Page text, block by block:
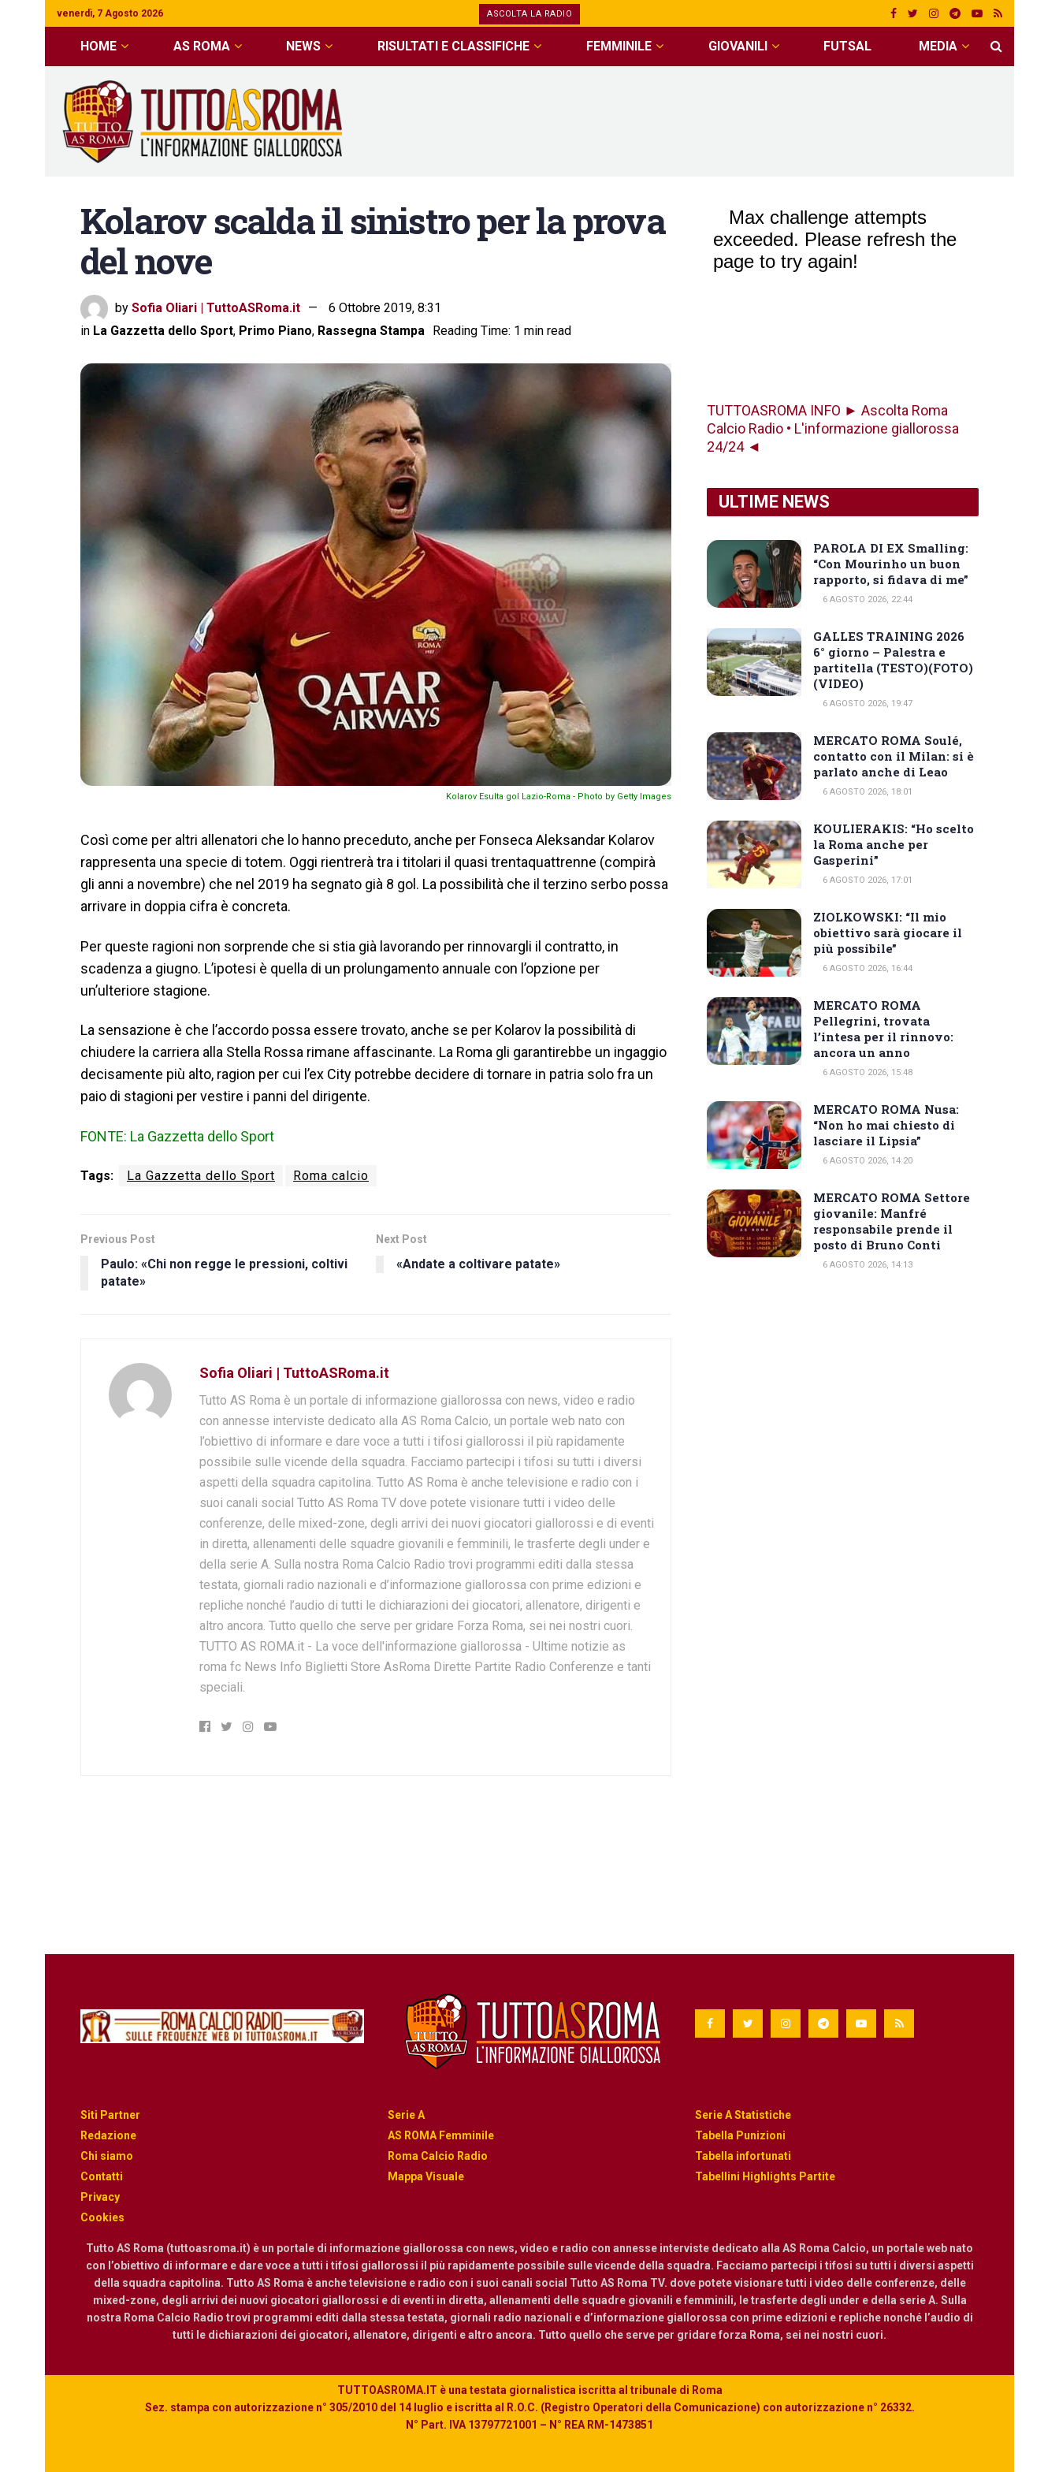
venerdì, 7 Agosto 2026 ASCOLTA LA RADIO
HOME AS ROMA NEWS RISULTATI E CLASSIFICHE FEMMINILE GIOVANILI FUTSAL MEDIA
Kolarov scalda il sinistro per la prova
del nove
by Sofia Oliari | TuttoASRoma.it
6 Ottobre 2019, 8:31
in La Gazzetta dello Sport, Primo Piano, Rassegna Stampa Reading Time: 1 min read
Kolarov Esulta gol Lazio-Roma - Photo by Getty Images
Così come per altri allenatori che lo hanno preceduto, anche per Fonseca Aleksandar Kolarov
rappresenta una specie di totem. Oggi rientrerà tra i titolari il quasi trentaquattrenne (compirà
gli anni a novembre) che nel 2019 ha segnato già 8 gol. La possibilità che il terzino serbo possa
arrivare in doppia cifra è concreta.
Per queste ragioni non sorprende che si stia già lavorando per rinnovargli il contratto, in
scadenza a giugno. L’ipotesi è quella di un prolungamento annuale con l’opzione per
un’ulteriore stagione.
La sensazione è che l’accordo possa essere trovato, anche se per Kolarov la possibilità di
chiudere la carriera alla Stella Rossa rimane affascinante. La Roma gli garantirebbe un ingaggio
decisamente più alto, ragion per cui l’ex City potrebbe decidere di tornare in patria solo fra un
paio di stagioni per vestire i panni del dirigente.
FONTE: La Gazzetta dello Sport
Tags: La Gazzetta dello Sport Roma calcio
Previous Post
Paulo: «Chi non regge le pressioni, coltivi
patate»
Next Post
«Andate a coltivare patate»
Sofia Oliari | TuttoASRoma.it
Tutto AS Roma è un portale di informazione giallorossa con news, video e radio
con annesse interviste dedicato alla AS Roma Calcio, un portale web nato con
l’obiettivo di informare e dare voce a tutti i tifosi giallorossi il più rapidamente
possibile sulle vicende della squadra. Facciamo partecipi i tifosi su tutti i diversi
aspetti della squadra capitolina. Tutto AS Roma è anche televisione e radio con i
suoi canali social Tutto AS Roma TV dove potete visionare tutti i video delle
conferenze, delle mixed-zone, degli arrivi dei nuovi giocatori giallorossi e di eventi
in diretta, allenamenti delle squadre giovanili e femminili, le trasferte degli under e
della serie A. Sulla nostra Roma Calcio Radio trovi programmi editi dalla stessa
testata, giornali radio nazionali e d’informazione giallorossa con prime edizioni e
repliche nonché l’audio di tutti le dichiarazioni dei giocatori, allenatore, dirigenti e
altro ancora. Tutto quello che serve per gridare Forza Roma, sei nei nostri cuori.
TUTTO AS ROMA.it - La voce dell'informazione giallorossa - Ultime notizie as
roma fc News Info Biglietti Store AsRoma Dirette Partite Radio Conferenze e tanti
speciali.
TUTTOASROMA INFO ► Ascolta Roma
Calcio Radio • L'informazione giallorossa
24/24 ◄
ULTIME NEWS
PAROLA DI EX Smalling:
“Con Mourinho un buon
rapporto, si fidava di me”
6 AGOSTO 2026, 22:44
GALLES TRAINING 2026
6° giorno – Palestra e
partitella (TESTO)(FOTO)
(VIDEO)
6 AGOSTO 2026, 19:47
MERCATO ROMA Soulé,
contatto con il Milan: si è
parlato anche di Leao
6 AGOSTO 2026, 18:01
KOULIERAKIS: “Ho scelto
la Roma anche per
Gasperini”
6 AGOSTO 2026, 17:01
ZIOLKOWSKI: “Il mio
obiettivo sarà giocare il
più possibile”
6 AGOSTO 2026, 16:44
MERCATO ROMA
Pellegrini, trovata
l’intesa per il rinnovo:
ancora un anno
6 AGOSTO 2026, 15:48
MERCATO ROMA Nusa:
“Non ho mai chiesto di
lasciare il Lipsia”
6 AGOSTO 2026, 14:20
MERCATO ROMA Settore
giovanile: Manfré
responsabile prende il
posto di Bruno Conti
6 AGOSTO 2026, 14:13
Siti Partner
Redazione
Chi siamo
Contatti
Privacy
Cookies
Serie A
AS ROMA Femminile
Roma Calcio Radio
Mappa Visuale
Serie A Statistiche
Tabella Punizioni
Tabella infortunati
Tabellini Highlights Partite
Tutto AS Roma (tuttoasroma.it) è un portale di informazione giallorossa con news, video e radio con annesse interviste dedicato alla AS Roma Calcio, un portale web nato
con l’obiettivo di informare e dare voce a tutti i tifosi giallorossi il più rapidamente possibile sulle vicende della squadra. Facciamo partecipi i tifosi su tutti i diversi aspetti
della squadra capitolina. Tutto AS Roma è anche televisione e radio con i suoi canali social Tutto AS Roma TV. dove potete visionare tutti i video delle conferenze, delle
mixed-zone, degli arrivi dei nuovi giocatori giallorossi e di eventi in diretta, allenamenti delle squadre giovanili e femminili, le trasferte degli under e della serie A. Sulla
nostra Roma Calcio Radio trovi programmi editi dalla stessa testata, giornali radio nazionali e d’informazione giallorossa con prime edizioni e repliche nonché l’audio di
tutti le dichiarazioni dei giocatori, allenatore, dirigenti e altro ancora. Tutto quello che serve per gridare forza Roma, sei nei nostri cuori.
TUTTOASROMA.IT è una testata giornalistica iscritta al tribunale di Roma
Sez. stampa con autorizzazione n° 305/2010 del 14 luglio e iscritta al R.O.C. (Registro Operatori della Comunicazione) con autorizzazione n° 26332.
N° Part. IVA 13797721001 – N° REA RM-1473851